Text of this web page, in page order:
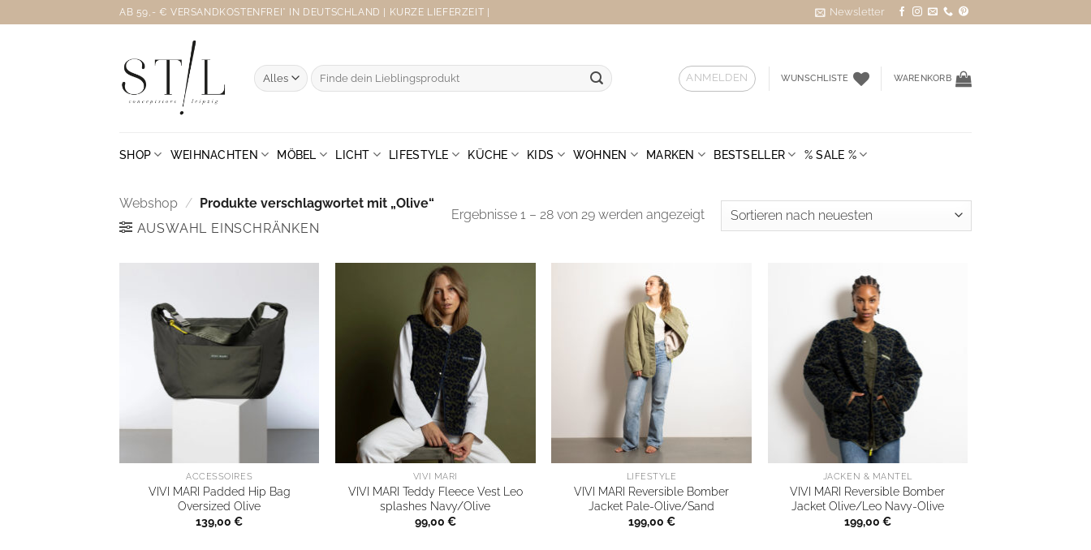
Inhalt
AB 59,- € VERSANDKOSTENFREI* IN DEUTSCHLAND | KURZE LIEFERZEIT | Newsletter
Suche
nach:
ANMELDEN WUNSCHLISTE WARENKORB
SHOP WEIHNACHTEN MÖBEL LICHT LIFESTYLE KÜCHE KIDS WOHNEN MARKEN BESTSELLER % SALE %
Webshop / Produkte verschlagwortet mit „Olive“
AUSWAHL EINSCHRÄNKEN
Ergebnisse 1 – 28 von 29 werden angezeigtSorted
ACCESSOIRES
VIVI MARI Padded Hip Bag
Oversized Olive
139,00€
VIVI MARI
VIVI MARI Teddy Fleece Vest Leo
splashes Navy/Olive
99,00 €
LIFESTYLE
VIVI MARI Reversible Bomber
Jacket Pale-Olive/Sand
199,00 €
JACKEN & MÄNTEL
VIVI MARI Reversible Bomber
Jacket Olive/Leo Navy-Olive
199,00 €